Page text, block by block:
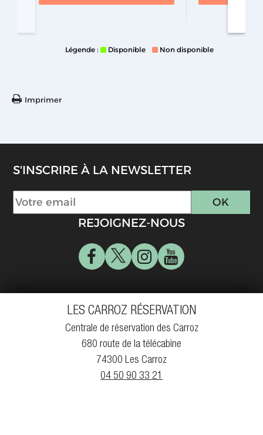
Légende : Disponible Non disponible
Imprimer
S'INSCRIRE À LA NEWSLETTER
REJOIGNEZ-NOUS
LES CARROZ RÉSERVATION
Centrale de réservation des Carroz
680 route de la télécabine
74300 Les Carroz
04 50 90 33 21